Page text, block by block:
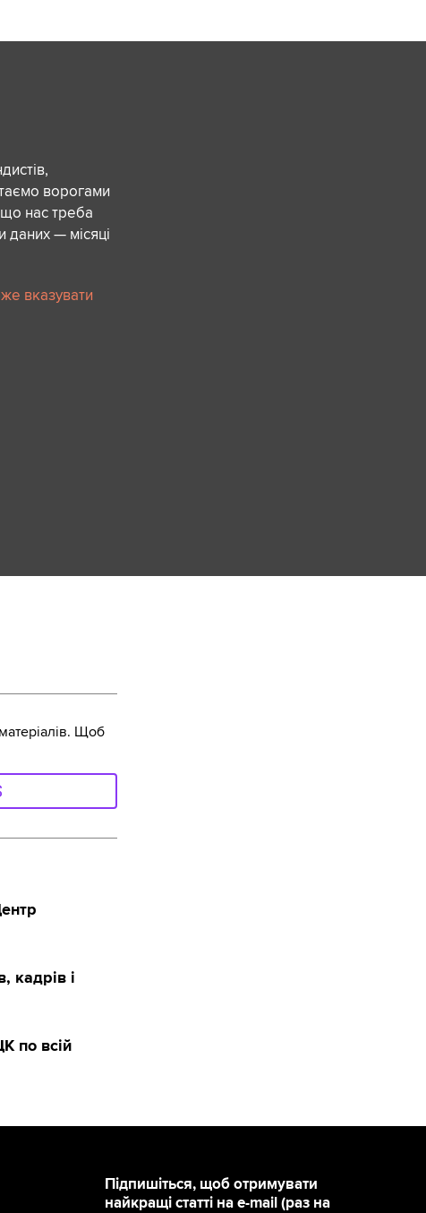
ворогами
що нас треба
даних — місяці
вказувати
Щоб
кадрів і
по всій
Підпишіться, щоб отримувати
найкращі статті на e-mail (раз на